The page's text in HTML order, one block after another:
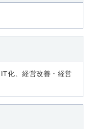
化、経営改善・経営